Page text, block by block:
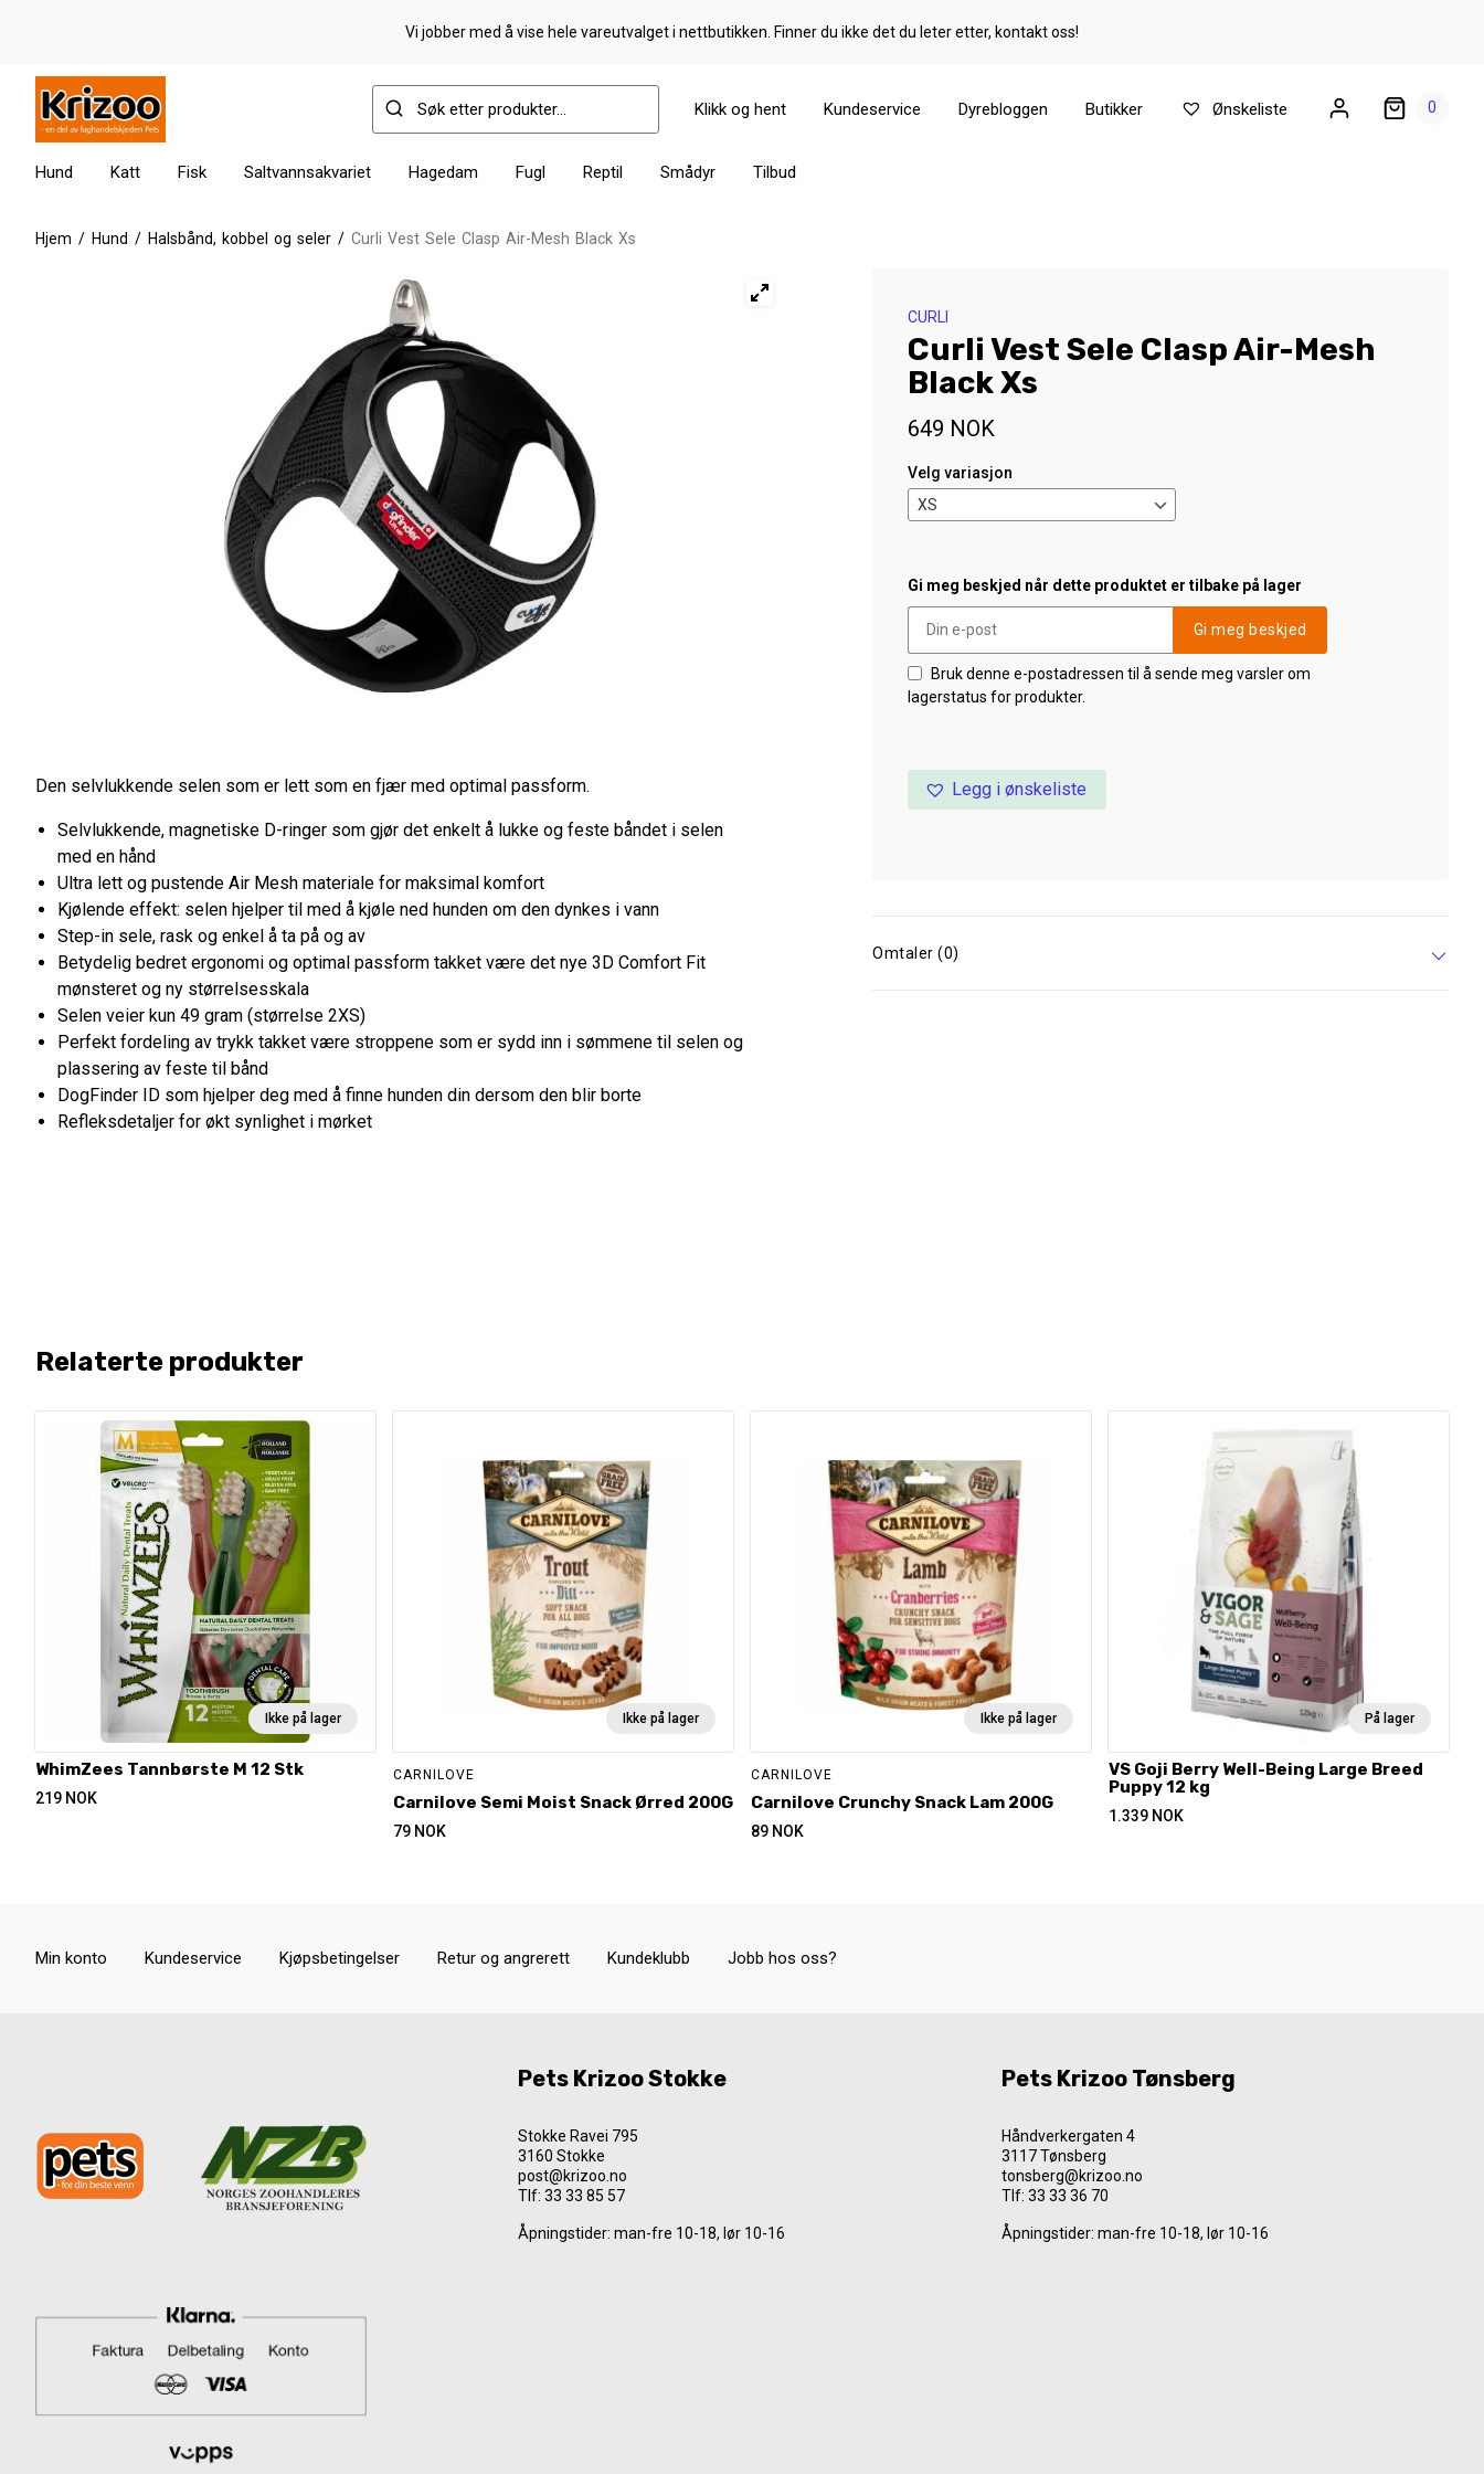
Vi jobber med å vise hele vareutvalget i nettbutikken. Finner du ikke det du leter etter, kontakt oss!
0
Klikk og hent Kundeservice Dyrebloggen Butikker Ønskeliste
Hund Katt Fisk Saltvannsakvariet Hagedam Fugl Reptil Smådyr Tilbud
Hjem / Hund / Halsbånd, kobbel og seler / Curli Vest Sele Clasp Air-Mesh Black Xs
CURLI
Curli Vest Sele Clasp Air-Mesh
Black Xs
649 NOK
Velg variasjon
Gi meg beskjed når dette produktet er tilbake på lager
Gi meg beskjed
Bruk denne e-postadressen til å sende meg varsler om
lagerstatus for produkter.
Legg i ønskeliste
Omtaler (0)
Den selvlukkende selen som er lett som en fjær med optimal passform.
Selvlukkende, magnetiske D-ringer som gjør det enkelt å lukke og feste båndet i selen
med en hånd
Ultra lett og pustende Air Mesh materiale for maksimal komfort
Kjølende effekt: selen hjelper til med å kjøle ned hunden om den dynkes i vann
Step-in sele, rask og enkel å ta på og av
Betydelig bedret ergonomi og optimal passform takket være det nye 3D Comfort Fit
mønsteret og ny størrelsesskala
Selen veier kun 49 gram (størrelse 2XS)
Perfekt fordeling av trykk takket være stroppene som er sydd inn i sømmene til selen og
plassering av feste til bånd
DogFinder ID som hjelper deg med å finne hunden din dersom den blir borte
Refleksdetaljer for økt synlighet i mørket
Relaterte produkter
Ikke på lager
WhimZees Tannbørste M 12 Stk
219 NOK
Ikke på lager
CARNILOVE
Carnilove Semi Moist Snack Ørred 200G
79 NOK
Ikke på lager
CARNILOVE
Carnilove Crunchy Snack Lam 200G
89 NOK
På lager
VS Goji Berry Well-Being Large Breed
Puppy 12 kg
1.339 NOK
Min konto Kundeservice Kjøpsbetingelser Retur og angrerett Kundeklubb Jobb hos oss?
Pets Krizoo Stokke
Stokke Ravei 795
3160 Stokke
post@krizoo.no
Tlf:33 33 85 57
Åpningstider: man-fre 10-18, lør 10-16
Pets Krizoo Tønsberg
Håndverkergaten 4
3117 Tønsberg
tonsberg@krizoo.no
Tlf: 33 33 36 70
Åpningstider: man-fre 10-18, lør 10-16